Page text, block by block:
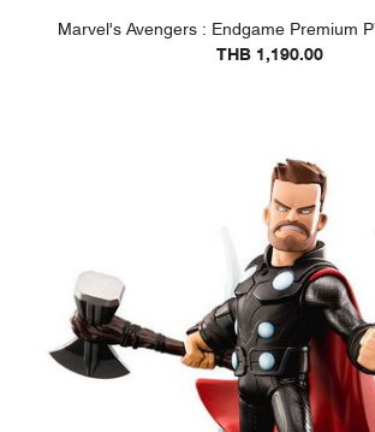
Marvel's Avengers : Endgame Premium
THB 1,190.00